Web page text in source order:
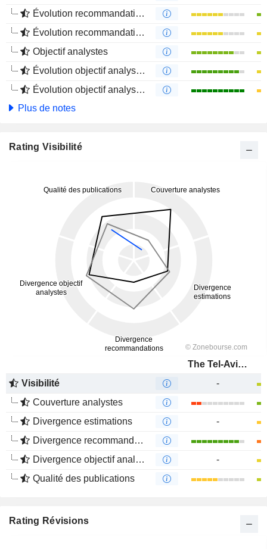
Évolution recommandations analystes 1 an
Évolution recommandations analystes 4 mois
Objectif analystes
Évolution objectif analystes 1 an
Évolution objectif analystes 4 mois
Plus de notes
Rating Visibilité
The Tel-Aviv Stock Exchange Ltd.
Visibilité
-
Couverture analystes
Divergence estimations
-
Divergence recommandations analystes
Divergence objectif analystes
-
Qualité des publications
Rating Révisions